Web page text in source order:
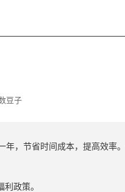
豆子
年，节省时间成本，提高效率
政策。